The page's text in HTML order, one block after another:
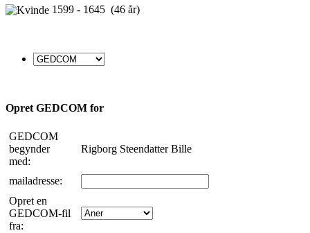
1599 - 1645 (46 år)
Opret GEDCOM for
GEDCOM
begynder
med:
Rigborg Steendatter Bille
mailadresse:
Opret en
GEDCOM-fil
fra: